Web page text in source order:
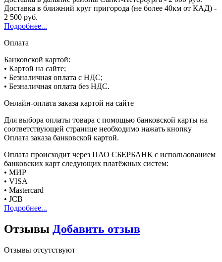
Доставка в ближний круг пригорода (не более 40км от КАД) -
2 500 руб.
Подробнее...
Оплата
Банковской картой:
• Картой на сайте;
• Безналичная оплата с НДС;
• Безналичная оплата без НДС.
Онлайн-оплата заказа картой на сайте
Для выбора оплаты товара с помощью банковской карты на
соответствующей странице необходимо нажать кнопку
Оплата заказа банковской картой.
Оплата происходит через ПАО СБЕРБАНК с использованием
банковских карт следующих платёжных систем:
• МИР
• VISA
• Mastercard
• JCB
Подробнее...
Отзывы Добавить отзыв
Отзывы отсутствуют